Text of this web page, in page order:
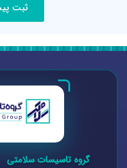
ثبت
گروه تاسیسات سلامتی